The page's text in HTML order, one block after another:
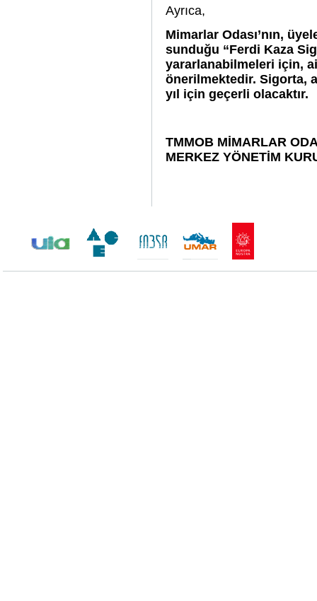
Ayrıca,
Mimarlar Odası’nın,
sunduğu “Ferdi Kaza
yararlanabilmeleri için,
önerilmektedir. Sigorta,
yıl için geçerli olacaktır.
TMMOB MİMARLAR
MERKEZ YÖNETİM